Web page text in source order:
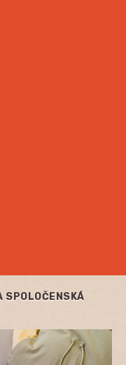
SPOLOČENSKÁ